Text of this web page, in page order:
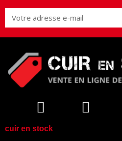
cuir en stock